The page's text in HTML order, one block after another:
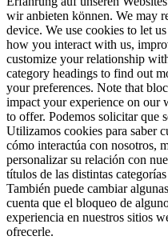
wir anbieten können. We may
device. We use cookies to let
how you interact with us,
customize your relationship
category headings to find out
your preferences. Note that
impact your experience on our
to offer. Podemos solicitar que
Utilizamos cookies para saber
cómo interactúa con nosotros,
personalizar su relación con
títulos de las distintas
También puede cambiar
cuenta que el bloqueo de
experiencia en nuestros sitios
ofrecerle.